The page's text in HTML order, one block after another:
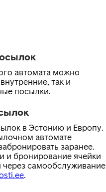
автомата можно
так и
посылки.
в Эстонию и Европу.
автомате
заранее.
и бронирование ячейки
самообслуживание
.